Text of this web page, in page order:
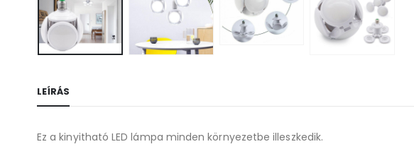
LEÍRÁS
Ez a kinyitható LED lámpa minden környezetbe illeszkedik.